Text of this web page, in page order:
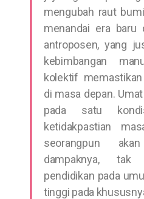
mengubah raut
menandai era baru
antroposen, yang
kebimbangan
kolektif
di masa depan.
pada satu
ketidakpastian
seorangpun
dampaknya,
pendidikan pada
tinggi pada